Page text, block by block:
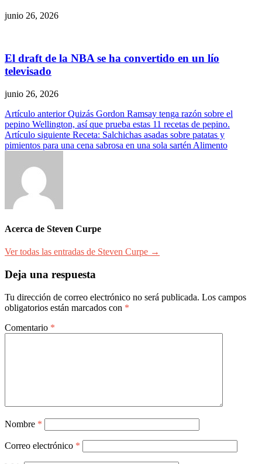
junio 26, 2026
El draft de la NBA se ha convertido en un lío
televisado
junio 26, 2026
Navegación
de
entradas
Artículo anterior Quizás Gordon Ramsay tenga razón sobre el
pepino Wellington, así que prueba estas 11 recetas de pepino.
Artículo siguiente Receta: Salchichas asadas sobre patatas y
pimientos para una cena sabrosa en una sola sartén Alimento
Acerca de Steven Curpe
Ver todas las entradas de Steven Curpe →
Deja una respuesta
Tu dirección de correo electrónico no será publicada. Los campos
obligatorios están marcados con *
Comentario *
Nombre *
Correo electrónico *